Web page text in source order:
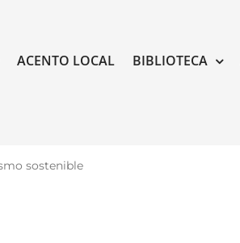
ACENTO LOCAL BIBLIOTECA
sostenible